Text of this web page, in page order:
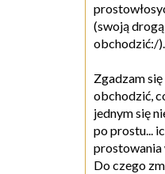
(swoją
obchodzić:/
Zgadzam
obchodzić,
jednym się
po prostu...
prostowania
Do czego